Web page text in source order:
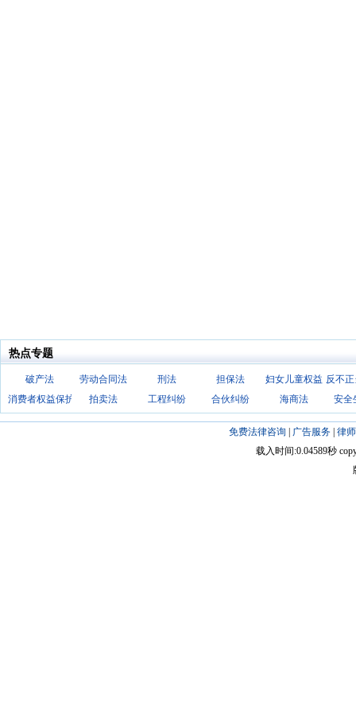
热点专题
破产法 劳动合同法 刑法 担保法 妇女儿童权益 反不
消费者权益保护法
拍卖法 工程纠纷 合伙纠纷 海商法 安全
免费法律咨询 广告服务| 律
载入时间:0.04589秒